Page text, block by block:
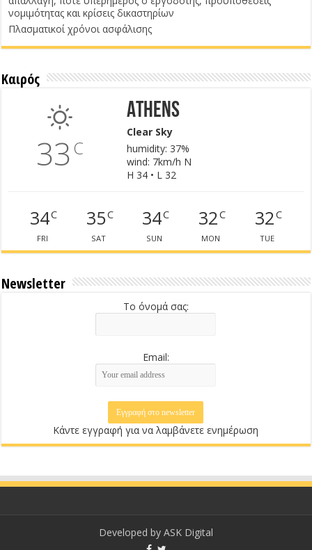
νομιμότητας και κρίσεις δικαστηρίων
Πλασματικοί χρόνοι ασφάλισης
Καιρός
33C
Athens
Clear Sky
humidity: 37%
wind: 7km/h N
H 34 • L 32
34C
FRI
35C
SAT
34C
SUN
32C
MON
32C
TUE
Newsletter
Το όνομά σας:
Email:
Κάντε εγγραφή για να λαμβάνετε ενημέρωση
Developed by ASK Digital